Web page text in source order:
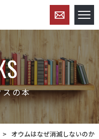
スの本
オウムはなぜ消滅しないのか